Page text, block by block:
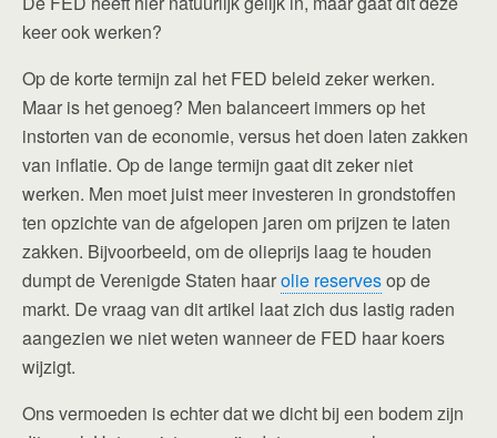
keer ook werken?
Op de korte termijn zal het FED beleid zeker werken.
Maar is het genoeg? Men balanceert immers op het
instorten van de economie, versus het doen laten zakken
van inflatie. Op de lange termijn gaat dit zeker niet
werken. Men moet juist meer investeren in grondstoffen
ten opzichte van de afgelopen jaren om prijzen te laten
zakken. Bijvoorbeeld, om de olieprijs laag te houden
dumpt de Verenigde Staten haarolie reservesop de
markt. De vraag van dit artikel laat zich dus lastig raden
aangezien we niet weten wanneer de FED haar koers
wijzigt.
Ons vermoeden is echter dat we dicht bij een bodem zijn